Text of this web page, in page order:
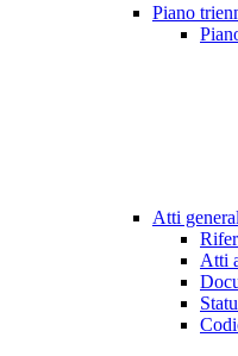
Piano
Atti
Atti